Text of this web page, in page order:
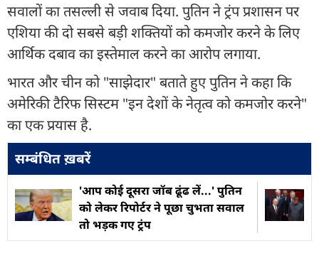
सवालों का तसल्ली से जवाब दिया. पुतिन ने ट्रंप प्रशासन पर
एशिया की दो सबसे बड़ी शक्तियों को कमजोर करने के लिए
आर्थिक दबाव का इस्तेमाल करने का आरोप लगाया.
भारत और चीन को "साझेदार" बताते हुए पुतिन ने कहा कि
अमेरिकी टैरिफ सिस्टम "इन देशों के नेतृत्व को कमजोर करने"
का एक प्रयास है.
सम्बंधित ख़बरें
'आप कोई दूसरा जॉब ढूंढ लें...' पुतिन
को लेकर रिपोर्टर ने पूछा चुभता सवाल
तो भड़क गए ट्रंप